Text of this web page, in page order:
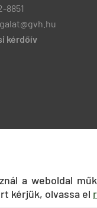
8851
kérdőív
a weboldal
kérjük, olvassa el